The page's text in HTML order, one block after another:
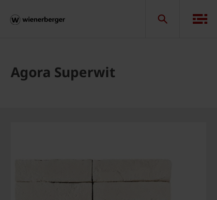
Agora Superwit